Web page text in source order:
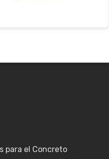
para el Concreto